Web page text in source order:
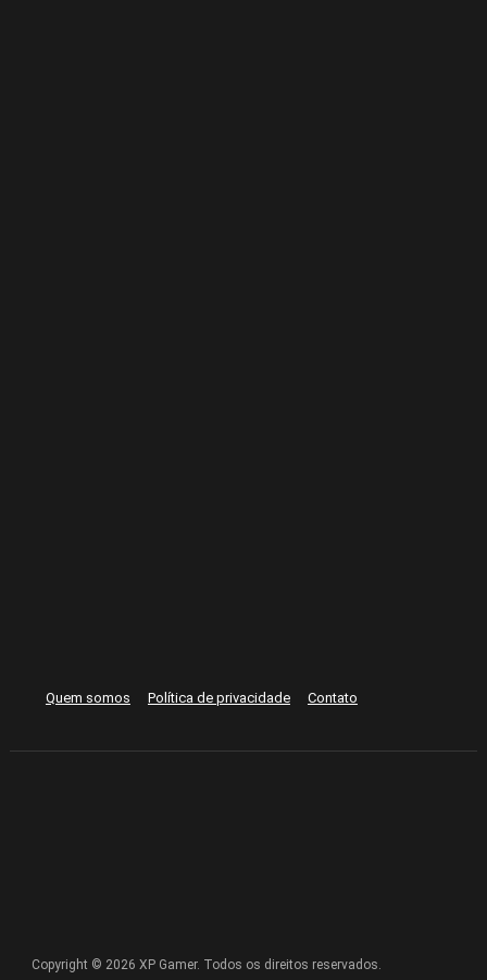
Quem somos Política de privacidade Contato
Copyright © 2026 XP Gamer. Todos os direitos reservados.